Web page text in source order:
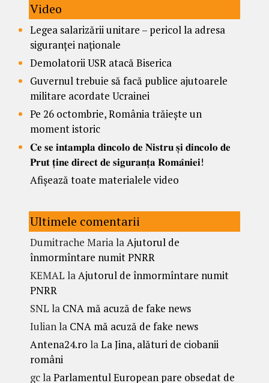
Video
Legea salarizării unitare – pericol la adresa
siguranței naționale
Demolatorii USR atacă Biserica
Guvernul trebuie să facă publice ajutoarele
militare acordate Ucrainei
Pe 26 octombrie, România trăiește un
moment istoric
𝐂𝐞 𝐬𝐞 𝐢𝐧𝐭𝐚𝐦𝐩𝐥𝐚 𝐝𝐢𝐧𝐜𝐨𝐥𝐨 𝐝𝐞 𝐍𝐢𝐬𝐭𝐫𝐮 𝐬̦𝐢 𝐝𝐢𝐧𝐜𝐨𝐥𝐨 𝐝𝐞
𝐏𝐫𝐮𝐭 𝐭̦𝐢𝐧𝐞 𝐝𝐢𝐫𝐞𝐜𝐭 𝐝𝐞 𝐬𝐢𝐠𝐮𝐫𝐚𝐧𝐭̦𝐚 𝐑𝐨𝐦𝐚̂𝐧𝐢𝐞𝐢!
Afișează toate materialele video
Ultimele comentarii
Dumitrache MarialaAjutorul de
înmormîntare numit PNRR
KEMAL laAjutorul de înmormîntare numit
PNRR
SNL la CNA mă acuză de fake news
Iulianla CNA mă acuză de fake news
Antena24.ro laLa Jina, alături de ciobanii
români
gclaParlamentul European pare obsedat de